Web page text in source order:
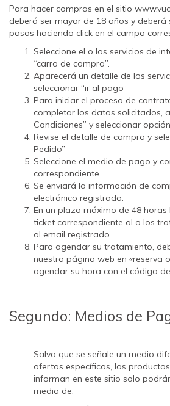
Para hacer compras en el sitio
deberá ser mayor de 18 años y deberá
pasos haciendo click en el campo
Seleccione el o los servicios de
“carro de compra”.
Aparecerá un detalle de los
seleccionar “ir al pago”
Para iniciar el proceso de
completar los datos solicitados,
Condiciones” y seleccionar
Revise el detalle de compra y
Pedido”
Seleccione el medio de pago y
correspondiente.
Se enviará la información de
electrónico registrado.
En un plazo máximo de 48 horas
ticket correspondiente al o los
al email registrado.
Para agendar su tratamiento,
nuestra página web en «reserva
agendar su hora con el código
Segundo: Medios de
Salvo que se señale un medio
ofertas específicos, los
informan en este sitio solo
medio de: